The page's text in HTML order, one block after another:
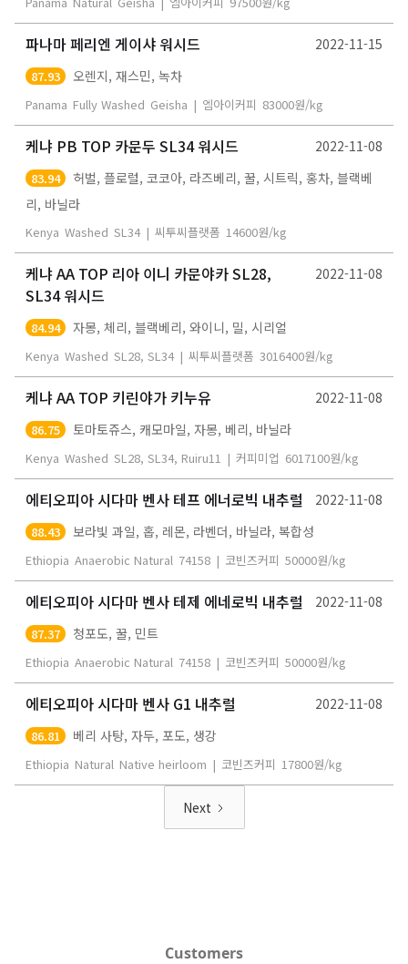
파나마 페리엔 게이샤 워시드 2022-11-15
87.93 오렌지, 재스민, 녹차
Panama Fully Washed Geisha | 엠아이커피 83000원/kg
케냐 PB TOP 카문두 SL34 워시드 2022-11-08
83.94
허벌, 플로럴, 코코아, 라즈베리, 꿀, 시트릭, 홍차, 블랙베
리, 바닐라
Kenya Washed SL34 | 씨투씨플랫폼 14600원/kg
케냐 AA TOP 리아 이니 카문야카 SL28,
SL34 워시드
2022-11-08
84.94 자몽, 체리, 블랙베리, 와이니, 밀, 시리얼
Kenya Washed SL28, SL34 | 씨투씨플랫폼 3016400원/kg
케냐 AA TOP 키린야가 키누유 2022-11-08
86.75 토마토쥬스, 캐모마일, 자몽, 베리, 바닐라
Kenya Washed SL28, SL34, Ruiru11 | 커피미업 6017100원/kg
에티오피아 시다마 벤사 테프 에너로빅 내추럴 2022-11-08
88.43 보라빛 과일, 홉, 레몬, 라벤더, 바닐라, 복합성
Ethiopia Anaerobic Natural 74158 | 코빈즈커피 50000원/kg
에티오피아 시다마 벤사 테제 에네로빅 내추럴 2022-11-08
87.37 청포도, 꿀, 민트
Ethiopia Anaerobic Natural 74158 | 코빈즈커피 50000원/kg
에티오피아 시다마 벤사 G1 내추럴 2022-11-08
86.81 베리 사탕, 자두, 포도, 생강
Ethiopia Natural Native heirloom | 코빈즈커피 17800원/kg
Next
Customers